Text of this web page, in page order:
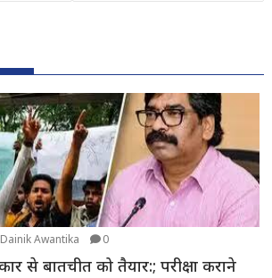
Dainik Awantika 0